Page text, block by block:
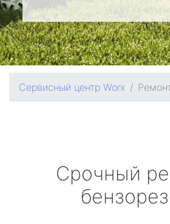
Сервисный центр Worx
Срочный